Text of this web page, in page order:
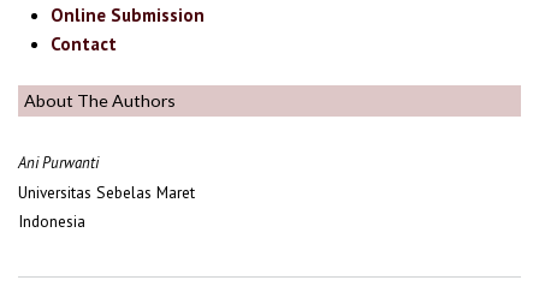
Online Submission
Contact
About The Authors
Ani Purwanti
Universitas Sebelas Maret
Indonesia